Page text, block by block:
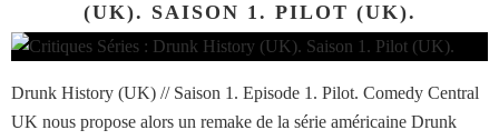
(UK). SAISON 1. PILOT (UK).
Drunk History (UK) // Saison 1. Episode 1. Pilot. Comedy Central
UK nous propose alors un remake de la série américaine Drunk